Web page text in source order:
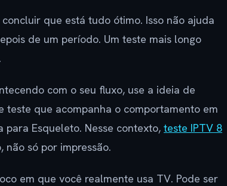
que está tudo ótimo. Isso não ajuda
de um período. Um teste mais longo
com o seu fluxo, use a ideia de
teste que acompanha o comportamento em
para Esqueleto. Nesse contexto, teste IPTV 8
só por impressão.
em que você realmente usa TV. Pode ser